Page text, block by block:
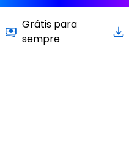
Grátis para
sempre